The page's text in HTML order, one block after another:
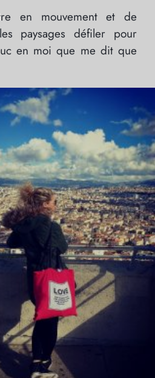
en mouvement et de
paysages défiler pour
en moi que me dit que